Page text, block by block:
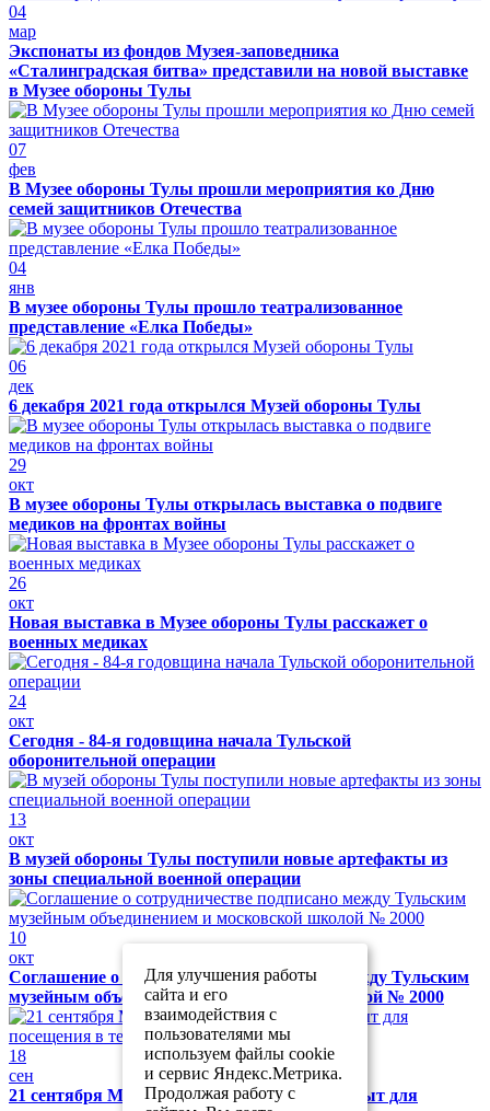
04
мар
Экспонаты из фондов Музея-заповедника
«Сталинградская битва» представили на новой выставке
в Музее обороны Тулы
07
фев
В Музее обороны Тулы прошли мероприятия ко Дню
семей защитников Отечества
04
янв
В музее обороны Тулы прошло театрализованное
представление «Елка Победы»
06
дек
6 декабря 2021 года открылся Музей обороны Тулы
29
окт
В музее обороны Тулы открылась выставка о подвиге
медиков на фронтах войны
26
окт
Новая выставка в Музее обороны Тулы расскажет о
военных медиках
24
окт
Сегодня - 84-я годовщина начала Тульской
оборонительной операции
13
окт
В музей обороны Тулы поступили новые артефакты из
зоны специальной военной операции
10
окт
Соглашение о сотрудничестве подписано между Тульским
музейным объединением и московской школой № 2000
18
сен
21 сентября Музей обороны Тулы будет закрыт для
Для улучшения работы
сайта и его
взаимодействия с
пользователями мы
используем файлы cookie
и сервис Яндекс.Метрика.
Продолжая работу с